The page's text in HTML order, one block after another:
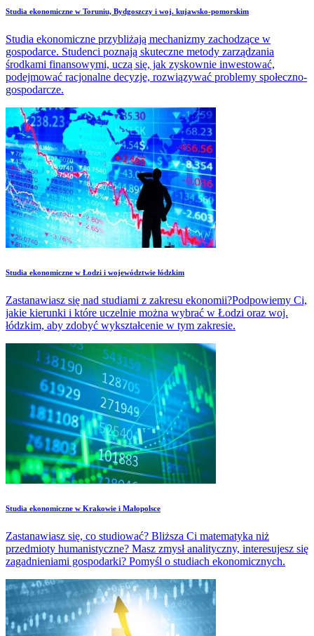
Studia ekonomiczne w Toruniu, Bydgoszczy i woj. kujawsko-pomorskim
Studia ekonomiczne przybliżają mechanizmy zachodzące w
gospodarce. Studenci poznają skuteczne metody zarządzania
środkami finansowymi, uczą się, jak zyskownie inwestować,
podejmować racjonalne decyzje, rozwiązywać problemy społeczno-
gospodarcze.
Studia ekonomiczne w Łodzi i województwie łódzkim
Zastanawiasz się nad studiami z zakresu ekonomii?Podpowiemy Ci,
jakie kierunki i które uczelnie można wybrać w Łodzi oraz woj.
łódzkim, aby zdobyć wykształcenie w tym zakresie.
Studia ekonomiczne w Krakowie i Małopolsce
Zastanawiasz się, co studiować? Bliższa Ci matematyka niż
przedmioty humanistyczne? Masz zmysł analityczny, interesujesz się
zagadnieniami gospodarki? Pomyśl o studiach ekonomicznych.